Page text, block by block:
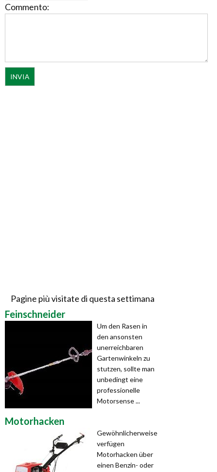
Commento:
Pagine più visitate di questa settimana
Feinschneider
Um den Rasen in
den ansonsten
unerreichbaren
Gartenwinkeln zu
stutzen, sollte man
unbedingt eine
professionelle
Motorsense ...
Motorhacken
Gewöhnlicherweise
verfügen
Motorhacken über
einen Benzin- oder